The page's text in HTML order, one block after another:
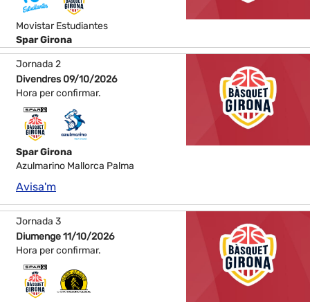
Movistar Estudiantes
Spar Girona
Jornada 2
Divendres 09/10/2026
Hora per confirmar.
Spar Girona
Azulmarino Mallorca Palma
Avisa'm
Jornada 3
Diumenge 11/10/2026
Hora per confirmar.